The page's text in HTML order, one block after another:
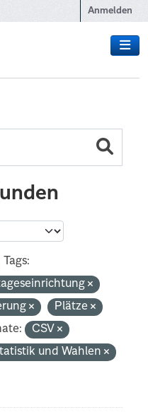
Anmelden
Tags:
Plätze
CSV
und Wahlen